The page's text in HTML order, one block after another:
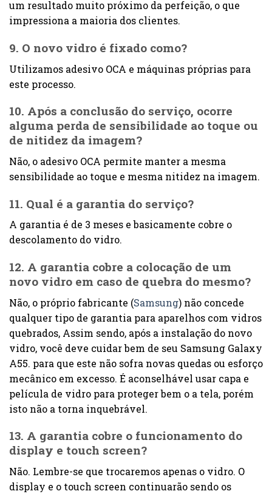
um resultado muito próximo da perfeição, o que
impressiona a maioria dos clientes.
9. O novo vidro é fixado como?
Utilizamos adesivo OCA e máquinas próprias para
este processo.
10. Após a conclusão do serviço, ocorre
alguma perda de sensibilidade ao toque ou
de nitidez da imagem?
Não, o adesivo OCA permite manter a mesma
sensibilidade ao toque e mesma nitidez na imagem.
11. Qual é a garantia do serviço?
A garantia é de 3 meses e basicamente cobre o
descolamento do vidro.
12. A garantia cobre a colocação de um
novo vidro em caso de quebra do mesmo?
Não, o próprio fabricante (Samsung) não concede
qualquer tipo de garantia para aparelhos com vidros
quebrados, Assim sendo, após a instalação do novo
vidro, você deve cuidar bem de seu Samsung Galaxy
A55. para que este não sofra novas quedas ou esforço
mecânico em excesso. É aconselhável usar capa e
película de vidro para proteger bem o a tela, porém
isto não a torna inquebrável.
13. A garantia cobre o funcionamento do
display e touch screen?
Não. Lembre-se que trocaremos apenas o vidro. O
display e o touch screen continuarão sendo os